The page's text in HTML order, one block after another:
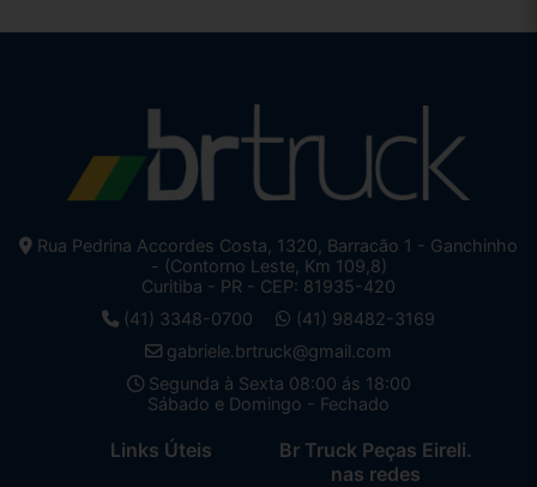
Rua Pedrina Accordes Costa, 1320, Barracão 1 - Ganchinho
- (Contorno Leste, Km 109,8)
Curitiba - PR - CEP: 81935-420
(41) 3348-0700
(41) 98482-3169
gabriele.brtruck@gmail.com
Segunda à Sexta 08:00 ás 18:00
Sábado e Domingo - Fechado
Links Úteis
Br Truck Peças Eireli.
nas redes